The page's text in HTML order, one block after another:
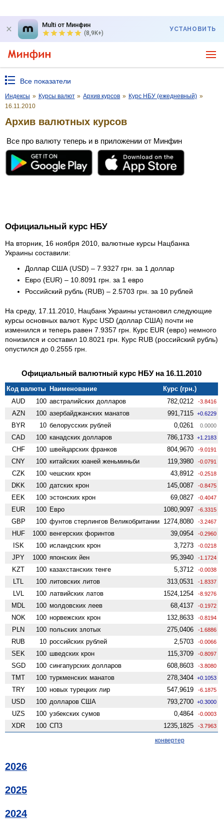
Multi от Минфин
(8,9K+)
УСТАНОВИТЬ
Все показатели
Индексы » Курсы валют » Архив курсов » Курс НБУ (ежедневный) »
16.11.2010
Архив валютных курсов
Все про валюту теперь и в приложении от Минфин
Официальный курс НБУ
На вторник, 16 ноября 2010, валютные курсы Нацбанка
Украины составили:
Доллар США (USD) – 7.9327 грн. за 1 доллар
Евро (EUR) – 10.8091 грн. за 1 евро
Российский рубль (RUB) – 2.5703 грн. за 10 рублей
На среду, 17.11.2010, Нацбанк Украины установил следующие
курсы основных валют. Курс USD (доллар США) почти не
изменился и теперь равен 7.9357 грн. Курс EUR (евро) немного
понизился и составил 10.8021 грн. Курс RUB (российский рубль)
опустился до 0.2555 грн.
Официальный валютный курс НБУ на 16.11.2010
Код валюты Наименование
Курс (грн.)
AUD
100 австралийских долларов 782,0212 -3.8416
AZN 100 азербайджанских манатов 991,7115 +0.6229
BYR 10 белорусских рублей 0,0261 0.0000
CAD 100 канадских долларов 786,1733 +1.2183
CHF 100 швейцарских франков 804,9670 -9.0191
CNY 100 китайских юаней женьминьби 119,3980 -0.0791
CZK 100 чешских крон 43,8912 -0.2518
DKK 100 датских крон 145,0087 -0.8475
EEK 100 эстонских крон 69,0827 -0.4047
EUR 100 Евро 1080,9097 -6.3315
GBP 100 фунтов стерлингов Велико­британии 1274,8080 -3.2467
HUF 1000 венгерских форинтов 39,0954 -0.2960
ISK 100 исландских крон 3,7273 -0.0218
JPY 1000 японских йен 95,3940 -1.1724
KZT 100 казахстанских тенге 5,3712 -0.0038
LTL 100 литовских литов 313,0531 -1.8337
LVL 100 латвийских латов 1524,1254 -8.9276
MDL 100 молдовских леев 68,4137 -0.1972
NOK 100 норвежских крон 132,8633 -0.8194
PLN 100 польских злотых 275,0406 -1.6886
RUB 10 российских рублей 2,5703 -0.0066
SEK 100 шведских крон 115,3709 -0.8097
SGD 100 сингапурских долларов 608,8603 -3.8080
TMT 100 туркменских манатов 278,3404 +0.1053
TRY 100 новых турецких лир 547,9619 -6.1875
USD 100 долларов США 793,2700 +0.3000
UZS 100 узбекских сумов 0,4864 -0.0003
XDR 100 СПЗ 1235,1825 -3.7963
конвертер
2026
2025
2024